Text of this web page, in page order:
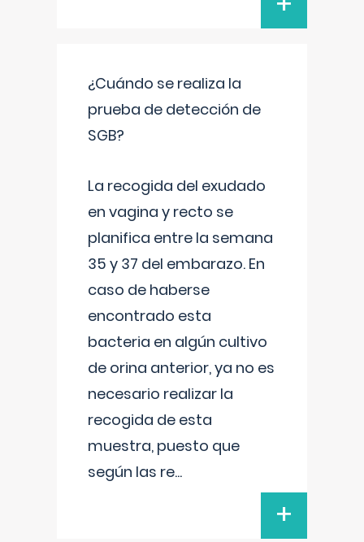
¿Cuándo se realiza la
prueba de detección de
SGB?
La recogida del exudado
en vagina y recto se
planifica entre la semana
35 y 37 del embarazo. En
caso de haberse
encontrado esta
bacteria en algún cultivo
de orina anterior, ya no es
necesario realizar la
recogida de esta
muestra, puesto que
según las re...
+